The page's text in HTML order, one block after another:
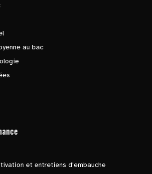
au bac
et entretiens d'embauche